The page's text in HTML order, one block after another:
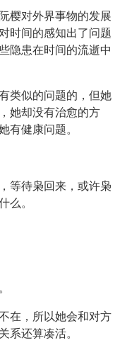
樱对外界事物的发展
时间的感知出了问题
隐患在时间的流逝中
类似的问题的，但她
她却没有治愈的方
有健康问题。
等待枭回来，或许枭
么。
在，所以她会和对方
系还算凑活。